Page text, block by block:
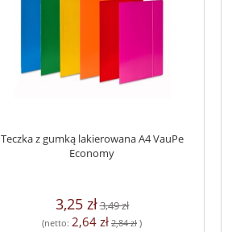
Teczka z gumką lakierowana A4 VauPe
Economy
3,25 zł3,49 zł
(netto: 2,64 zł 2,84 zł )